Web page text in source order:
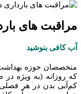
مراقبت های
آب کافی بنوشید
متخصصان حوزه بهداشت
کم‌آبی بدن در هر فصلی